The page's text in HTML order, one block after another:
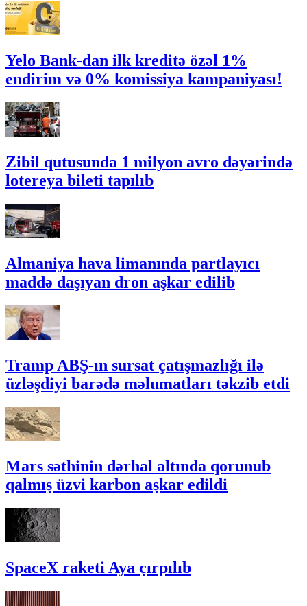
Yelo Bank-dan ilk kreditə özəl 1%
endirim və 0% komissiya kampaniyası!
Zibil qutusunda 1 milyon avro dəyərində
lotereya bileti tapılıb
Almaniya hava limanında partlayıcı
maddə daşıyan dron aşkar edilib
Tramp ABŞ-ın sursat çatışmazlığı ilə
üzləşdiyi barədə məlumatları təkzib etdi
Mars səthinin dərhal altında qorunub
qalmış üzvi karbon aşkar edildi
SpaceX raketi Aya çırpılıb